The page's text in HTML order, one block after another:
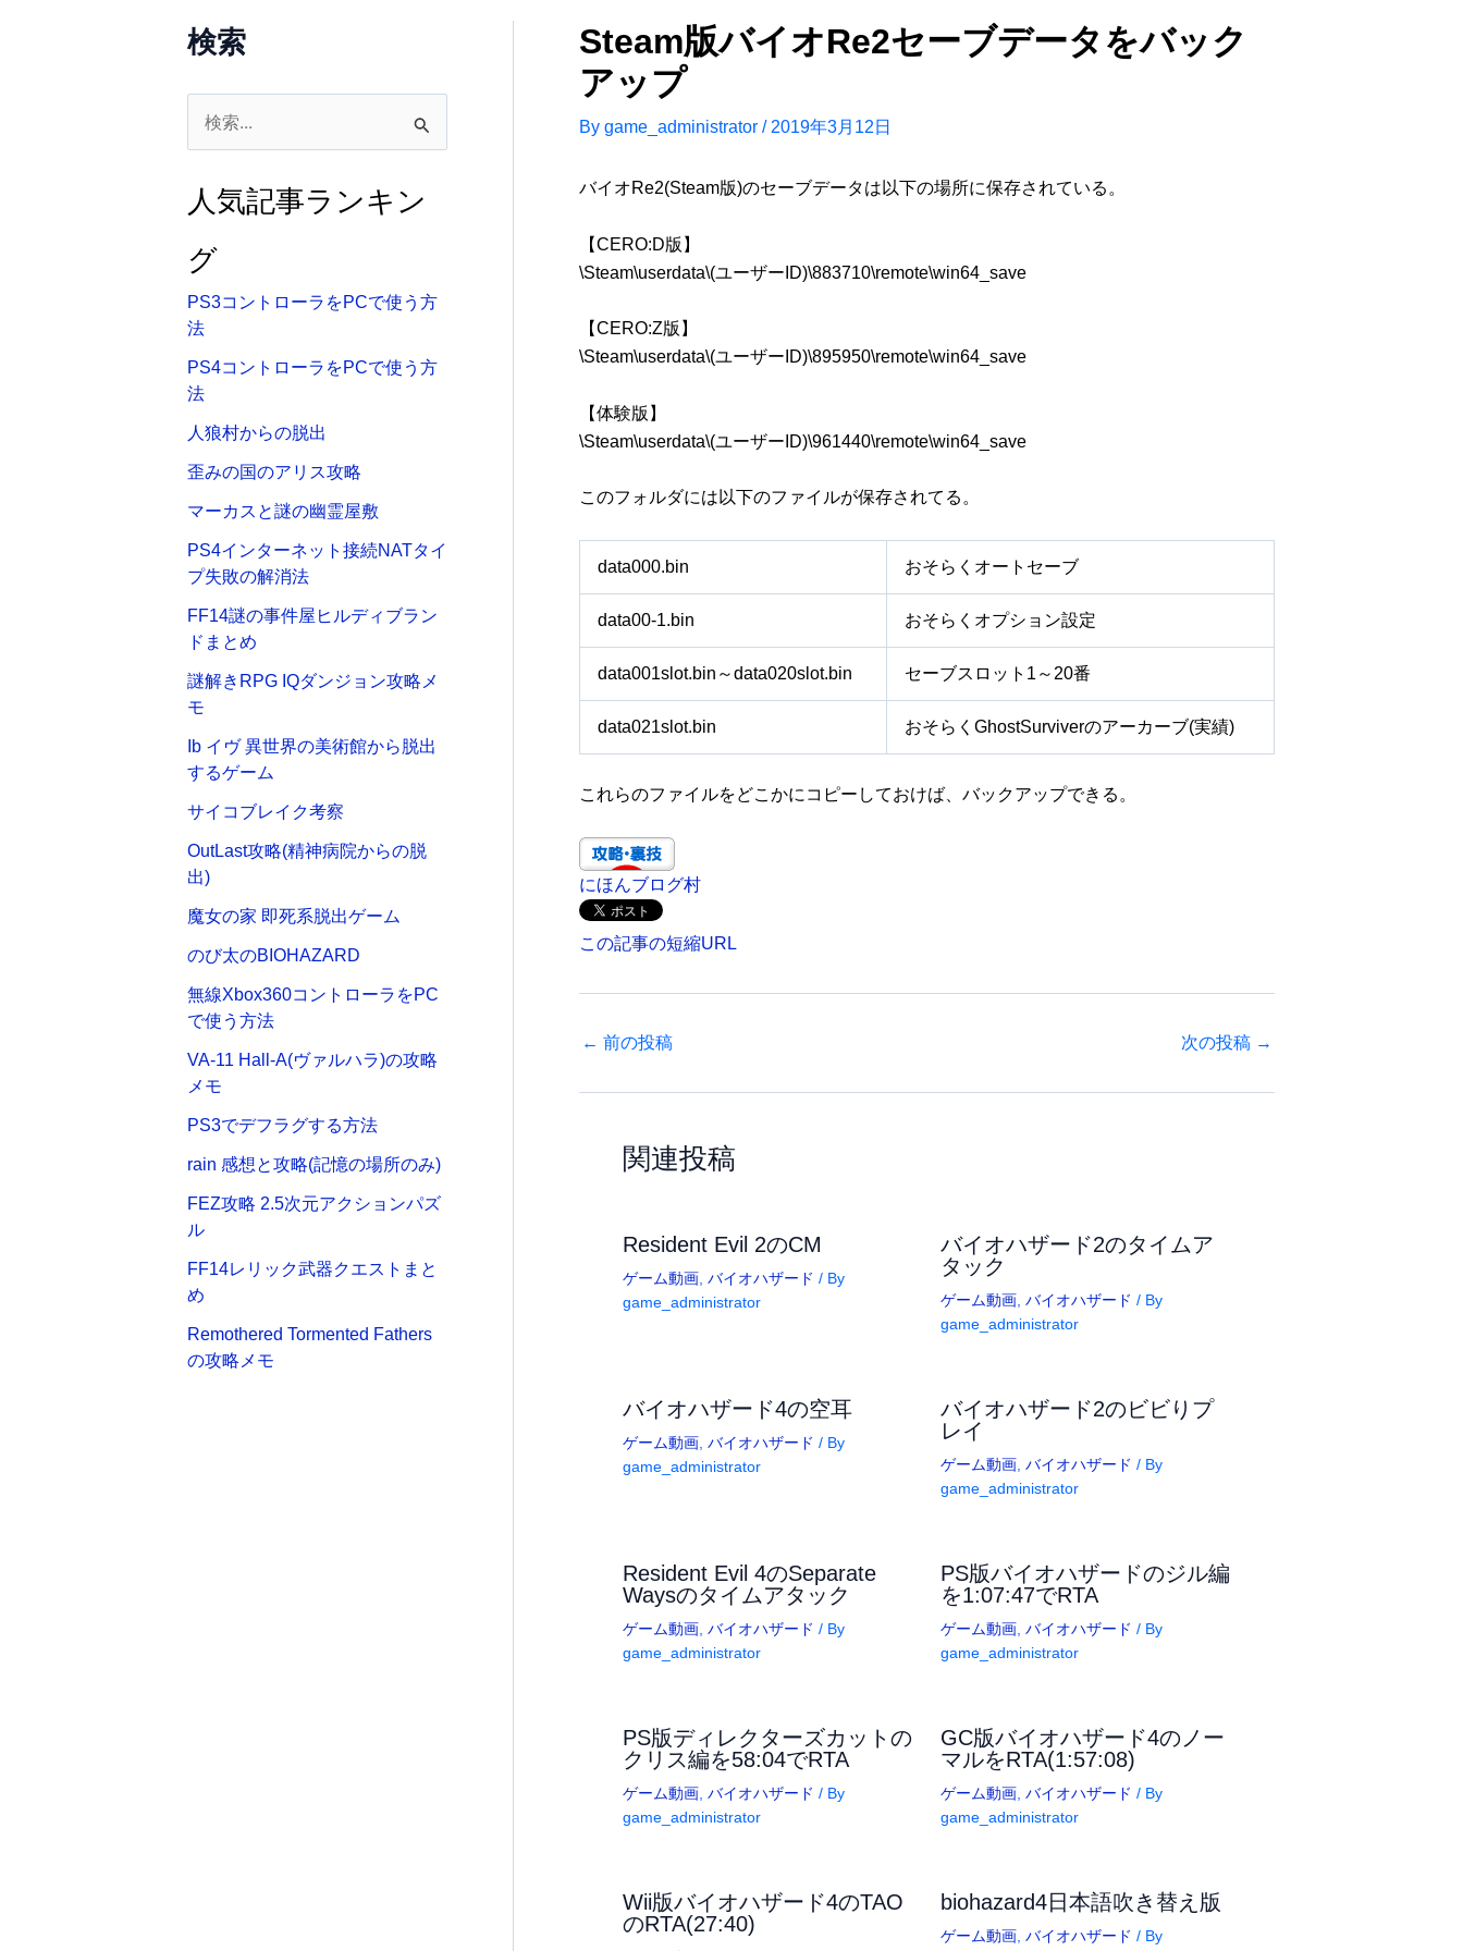
検索
象人気記事ランキン
グ
PS3コントローラをPCで使う方
法
PS4コントローラをPCで使う方
法
人狼村からの脱出
歪みの国のアリス攻略
マーカスと謎の幽霊屋敷
PS4インターネット接続NATタイ
プ失敗の解消法
FF14謎の事件屋ヒルディブラン
ドまとめ
謎解きRPG IQダンジョン攻略メ
モ
Ib イヴ 異世界の美術館から脱出
するゲーム
サイコブレイク考察
OutLast攻略(精神病院からの脱
出)
魔女の家 即死系脱出ゲーム
のび太のBIOHAZARD
無線Xbox360コントローラをPC
で使う方法
VA-11 Hall-A(ヴァルハラ)の攻略
メモ
PS3でデフラグする方法
rain 感想と攻略(記憶の場所のみ)
FEZ攻略 2.5次元アクションパズ
ル
FF14レリック武器クエストまと
め
Remothered Tormented Fathers
の攻略メモ
Steam版バイオRe2セーブデータをバック
アップ
By game_administrator / 2019年3月12日
バイオRe2(Steam版)のセーブデータは以下の場所に保存されている。
【CERO:D版】
\Steam\userdata\(ユーザーID)\883710\remote\win64_save
【CERO:Z版】
\Steam\userdata\(ユーザーID)\895950\remote\win64_save
【体験版】
\Steam\userdata\(ユーザーID)\961440\remote\win64_save
このフォルダには以下のファイルが保存されてる。
data000.bin おそらくオートセーブ
data00-1.bin おそらくオプション設定
data001slot.bin～data020slot.bin セーブスロット1～20番
data021slot.bin おそらくGhostSurviverのアーカーブ(実績)
これらのファイルをどこかにコピーしておけば、バックアップできる。
にほんブログ村
この記事の短縮URL
← 前の投稿 次の投稿 →
関連投稿
Resident Evil 2のCM
ゲーム動画 バイオハザード / By
game_administrator
バイオハザード2のタイムア
タック
ゲーム動画 バイオハザード / By
game_administrator
バイオハザード4の空耳
ゲーム動画 バイオハザード / By
game_administrator
バイオハザード2のビビりプ
レイ
ゲーム動画 バイオハザード / By
game_administrator
Resident Evil 4のSeparate
Waysのタイムアタック
ゲーム動画 バイオハザード / By
game_administrator
PS版バイオハザードのジル編
を1:07:47でRTA
ゲーム動画 バイオハザード / By
game_administrator
PS版ディレクターズカットの
クリス編を58:04でRTA
ゲーム動画 バイオハザード / By
game_administrator
GC版バイオハザード4のノー
マルをRTA(1:57:08)
ゲーム動画 バイオハザード / By
game_administrator
Wii版バイオハザード4のTAO
のRTA(27:40)
biohazard4日本語吹き替え版
ゲーム動画 バイオハザード / By